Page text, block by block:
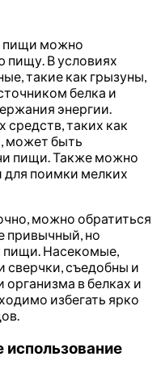
пищи можно
пищу. В условиях
такие как грызуны,
белка и
энергии.
таких как
может быть
пищи. Также можно
для поимки мелких
можно обратиться
привычный, но
пищи. Насекомые,
сверчки, съедобны и
организма в белках и
избегать ярко
использование